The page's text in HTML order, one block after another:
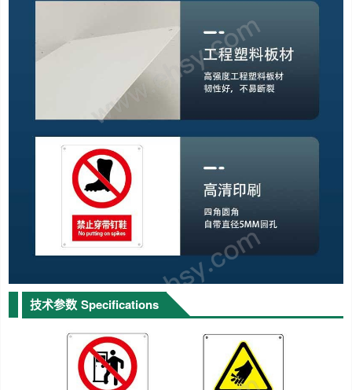
技术参数 Specifications